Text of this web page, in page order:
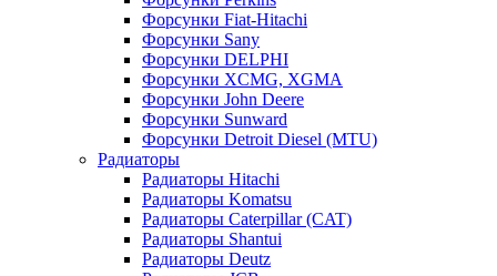
Форсунки Fiat-Hitachi
Форсунки Sany
Форсунки DELPHI
Форсунки XCMG, XGMA
Форсунки John Deere
Форсунки Sunward
Форсунки Detroit Diesel (MTU)
Радиаторы
Радиаторы Hitachi
Радиаторы Komatsu
Радиаторы Caterpillar (CAT)
Радиаторы Shantui
Радиаторы Deutz